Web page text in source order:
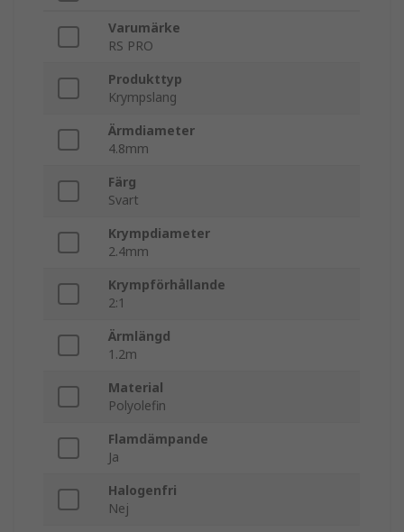
Varumärke
RS PRO
Produkttyp
Krympslang
Ärmdiameter
4.8mm
Färg
Svart
Krympdiameter
2.4mm
Krympförhållande
2:1
Ärmlängd
1.2m
Material
Polyolefin
Flamdämpande
Ja
Halogenfri
Nej